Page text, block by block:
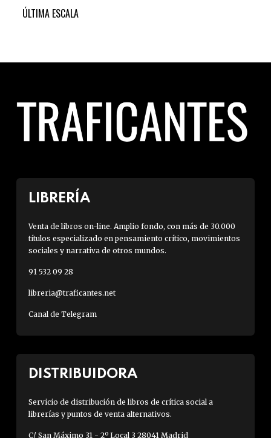
ÚLTIMA ESCALA
LIBRERÍA
Venta de libros on-line. Amplio fondo, con más de 30.000
títulos especializado en pensamiento crítico, movimientos
sociales y narrativa de otros mundos.
91 532 09 28
libreria@traficantes.net
Canal de Telegram
DISTRIBUIDORA
Servicio de distribución de libros de crítica social a
librerías y puntos de venta alternativos.
C/ San Máximo 31 - 2º Local 3 28041 Madrid